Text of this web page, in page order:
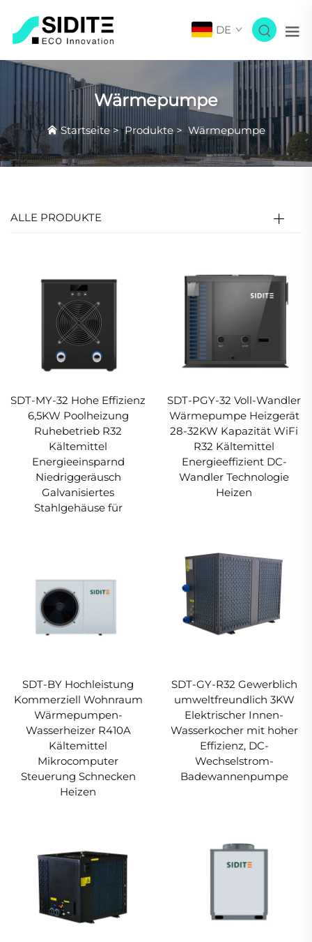
DE
Wärmepumpe
Startseite>Produkte> Wärmepumpe
ALLE PRODUKTE
SDT-MY-32 Hohe Effizienz
6,5KW Poolheizung
Ruhebetrieb R32
Kältemittel
Energieeinsparnd
Niedriggeräusch
Galvanisiertes
Stahlgehäuse für
SDT-PGY-32 Voll-Wandler
Wärmepumpe Heizgerät
28-32KW Kapazität WiFi
R32 Kältemittel
Energieeffizient DC-
Wandler Technologie
Heizen
SDT-BY Hochleistung
Kommerziell Wohnraum
Wärmepumpen-
Wasserheizer R410A
Kältemittel
Mikrocomputer
Steuerung Schnecken
Heizen
SDT-GY-R32 Gewerblich
umweltfreundlich 3KW
Elektrischer Innen-
Wasserkocher mit hoher
Effizienz, DC-
Wechselstrom-
Badewannenpumpe